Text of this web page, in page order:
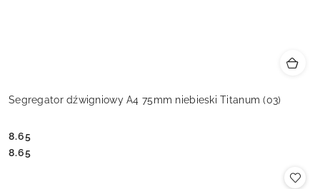
Segregator dźwigniowy A4 75mm niebieski Titanum (03)
Cena:
8.65
Cena:
8.65